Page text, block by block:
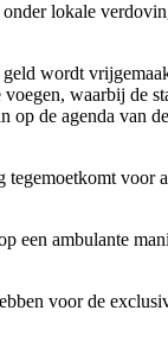
lokale
wordt
waarbij de
op de agenda van
voor
een ambulante
voor de